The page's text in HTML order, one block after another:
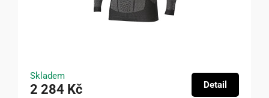
Skladem
2 284 Kč Detail